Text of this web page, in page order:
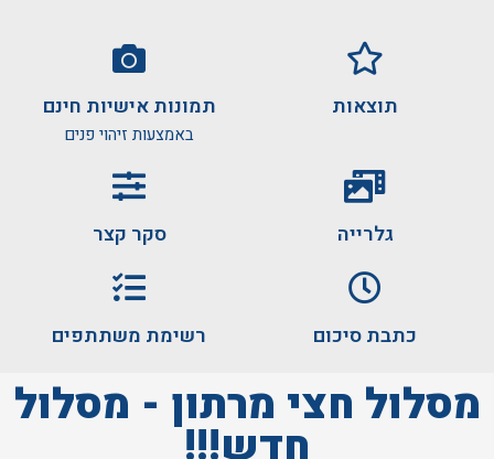
תוצאות תמונות אישיות חינם
באמצעות זיהוי פנים
גלרייה סקר קצר
כתבת סיכום רשימת משתתפים
מסלול חצי מרתון - מסלול
חדש!!!